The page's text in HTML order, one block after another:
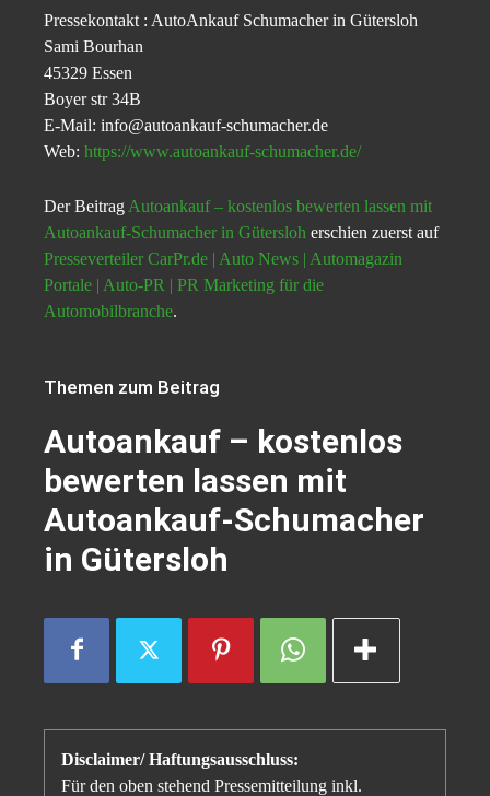
Pressekontakt : AutoAnkauf Schumacher in Gütersloh
Sami Bourhan
45329 Essen
Boyer str 34B
E-Mail: info@autoankauf-schumacher.de
Web: https://www.autoankauf-schumacher.de/
Der Beitrag Autoankauf – kostenlos bewerten lassen mit
Autoankauf-Schumacher in Gütersloh erschien zuerst auf
Presseverteiler CarPr.de | Auto News | Automagazin
Portale | Auto-PR | PR Marketing für die
Automobilbranche.
Themen zum Beitrag
Autoankauf – kostenlos
bewerten lassen mit
Autoankauf-Schumacher
in Gütersloh
Disclaimer/ Haftungsausschluss:
Für den oben stehend Pressemitteilung inkl.